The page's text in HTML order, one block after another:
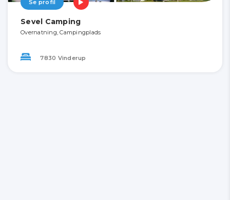
Se profil
Sevel Camping
Overnatning, Campingplads
7830 Vinderup